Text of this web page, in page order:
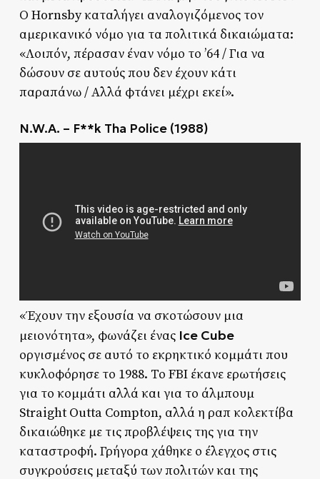
Ο Hornsby καταλήγει αναλογιζόμενος τον
αμερικανικό νόμο για τα πολιτικά δικαιώματα:
«Λοιπόν, πέρασαν έναν νόμο το ’64 / Για να
δώσουν σε αυτούς που δεν έχουν κάτι
παραπάνω / Αλλά φτάνει μέχρι εκεί».
N.W.A. – F**k Tha Police (1988)
«Έχουν την εξουσία να σκοτώσουν μια
μειονότητα», φωνάζει ένας Ice Cube
οργισμένος σε αυτό το εκρηκτικό κομμάτι που
κυκλοφόρησε το 1988. Το FBI έκανε ερωτήσεις
για το κομμάτι αλλά και για το άλμπουμ
Straight Outta Compton, αλλά η ραπ κολεκτίβα
δικαιώθηκε με τις προβλέψεις της για την
καταστροφή. Γρήγορα χάθηκε ο έλεγχος στις
συγκρούσεις μεταξύ των πολιτών και της